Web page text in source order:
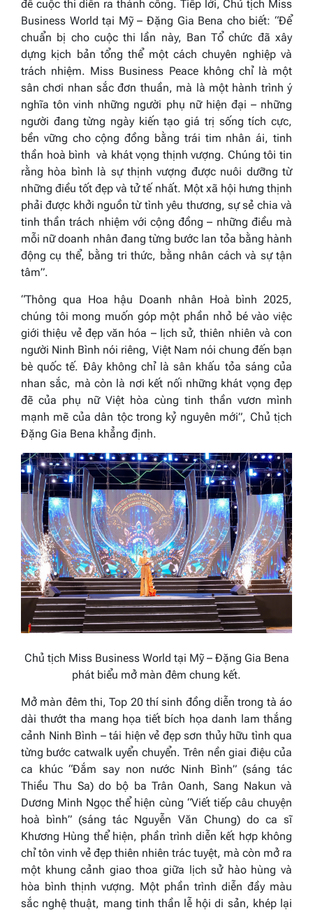
để cuộc thi diễn ra thành công. Tiếp lời, Chủ tịch Miss
Business Worldtại Mỹ– Đặng Gia Bena cho biết: “Để
chuẩn bị cho cuộc thi lần này, Ban Tổ chức đã xây
dựng kịch bản tổng thể một cách chuyên nghiệp và
trách nhiệm. Miss Business Peace không chỉ là một
sân chơi nhan sắc đơn thuần, mà là một hành trình ý
nghĩa tôn vinh những người phụ nữ hiện đại – những
người đang từng ngày kiến tạo giá trị sống tích cực,
bền vững cho cộng đồng bằng trái tim nhân ái, tinh
thần hoà bình và khát vọng thịnh vượng. Chúng tôi tin
rằng hòa bình là sự thịnh vượng được nuôi dưỡng từ
những điều tốt đẹp và tử tế nhất. Một xã hội hưng thịnh
phải được khởi nguồn từ tình yêu thương, sự sẻ chia và
tinh thần trách nhiệm với cộng đồng – những điều mà
mỗi nữ doanh nhân đang từng bước lan tỏa bằng hành
động cụ thể, bằng tri thức, bằng nhân cách và sự tận
tâm”.
“Thông qua Hoa hậu Doanh nhân Hoà bình 2025,
chúng tôi mong muốn góp một phần nhỏ bé vào việc
giới thiệu vẻ đẹp văn hóa – lịch sử, thiên nhiên và con
người Ninh Bình nói riêng, Việt Nam nói chung đến bạn
bè quốc tế. Đây không chỉ là sân khấu tỏa sáng của
nhan sắc, mà còn là nơi kết nối những khát vọng đẹp
đẽ của phụ nữ Việt hòa cùng tinh thần vươn mình
mạnh mẽ của dân tộc trong kỷ nguyên mới”, Chủ tịch
Đặng Gia Bena khẳng định.
Chủ tịch Miss BusinessWorld tại Mỹ – Đặng Gia Bena
phát biểu mở màn đêm chung kết.
Mở màn đêm thi, Top 20 thí sinh đồng diễn trong tà áo
dài thướt tha mang họa tiết bích họa danh lam thắng
cảnh Ninh Bình – tái hiện vẻ đẹp sơn thủy hữu tình qua
từng bước catwalk uyển chuyển. Trên nền giai điệu của
ca khúc“Đắm say non nước Ninh Bình”(sáng tác
Thiều Thu Sa) do bộ ba Trân Oanh, Sang Nakun và
Dương Minh Ngọc thể hiện cùng “Viết tiếp câu chuyện
hoà bình” (sáng tác Nguyễn Văn Chung) do ca sĩ
Khương Hùng thể hiện, phần trình diễn kết hợp không
chỉ tôn vinh vẻ đẹp thiên nhiên trác tuyệt, mà còn mở ra
một khung cảnh giao thoa giữa lịch sử hào hùng và
hòa bình thịnh vượng. Một phần trình diễn đầy màu
sắc nghệ thuật, mang tinh thần lễ hội di sản, khép lại